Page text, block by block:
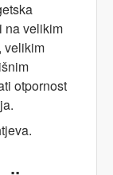
na velikim
velikim
otpornost